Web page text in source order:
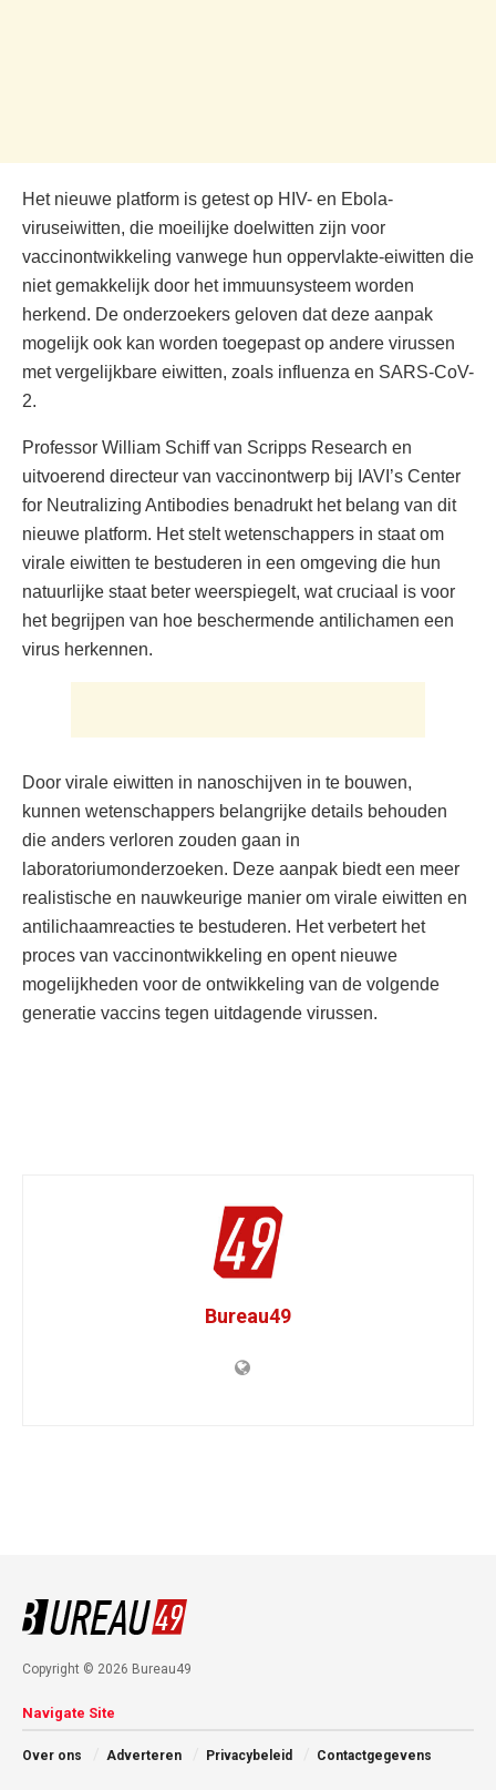
Het nieuwe platform is getest op HIV- en Ebola-
viruseiwitten, die moeilijke doelwitten zijn voor
vaccinontwikkeling vanwege hun oppervlakte-eiwitten die
niet gemakkelijk door het immuunsysteem worden
herkend. De onderzoekers geloven dat deze aanpak
mogelijk ook kan worden toegepast op andere virussen
met vergelijkbare eiwitten, zoals influenza en SARS-CoV-
2.
Professor William Schiff van Scripps Research en
uitvoerend directeur van vaccinontwerp bij IAVI’s Center
for Neutralizing Antibodies benadrukt het belang van dit
nieuwe platform. Het stelt wetenschappers in staat om
virale eiwitten te bestuderen in een omgeving die hun
natuurlijke staat beter weerspiegelt, wat cruciaal is voor
het begrijpen van hoe beschermende antilichamen een
virus herkennen.
Door virale eiwitten in nanoschijven in te bouwen,
kunnen wetenschappers belangrijke details behouden
die anders verloren zouden gaan in
laboratoriumonderzoeken. Deze aanpak biedt een meer
realistische en nauwkeurige manier om virale eiwitten en
antilichaamreacties te bestuderen. Het verbetert het
proces van vaccinontwikkeling en opent nieuwe
mogelijkheden voor de ontwikkeling van de volgende
generatie vaccins tegen uitdagende virussen.
Bureau49
Copyright © 2026 Bureau49
Navigate Site
Over ons Adverteren Privacybeleid Contactgegevens